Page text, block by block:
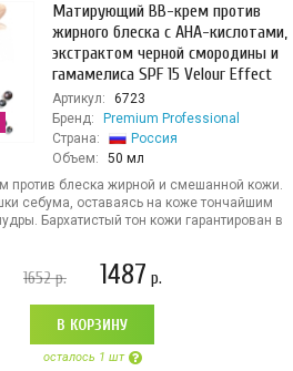
Матирующий BB-крем против
жирного блеска с AHA-кислотами,
экстрактом черной смородины и
гамамелиса SPF 15 Velour Effect
Артикул:
6723
Бренд:
Premium Professional
Страна:
Россия
Объем:
50 мл
против блеска жирной и смешанной кожи.
себума, оставаясь на коже тончайшим
Бархатистый тон кожи гарантирован в
1652р. 1487 р.
В КОРЗИНУ
осталось 1 шт